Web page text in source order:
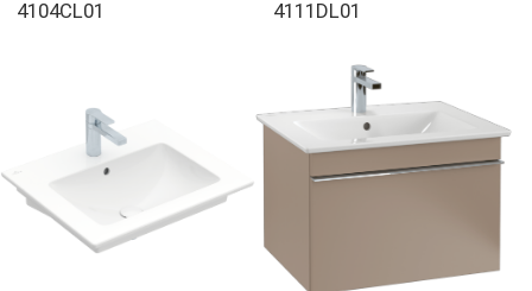
4104CL01 4111DL01